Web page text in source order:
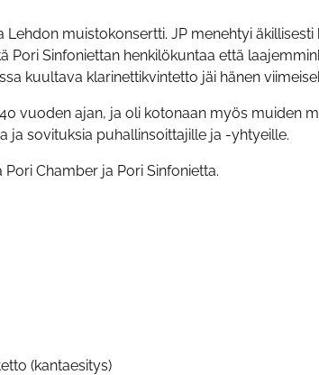
muistokonsertti. JP menehtyi äkillisesti
Pori Sinfoniettan henkilökuntaa että
kuultava klarinettikvintetto jäi hänen
vuoden ajan, ja oli kotonaan myös muiden
ja sovituksia puhallinsoittajille ja -yhtyeille.
Chamber ja Pori Sinfonietta.
(kantaesitys)